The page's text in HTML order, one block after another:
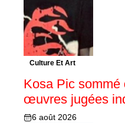
Culture Et Art
Kosa Pic sommé
œuvres jugées
6 août 2026